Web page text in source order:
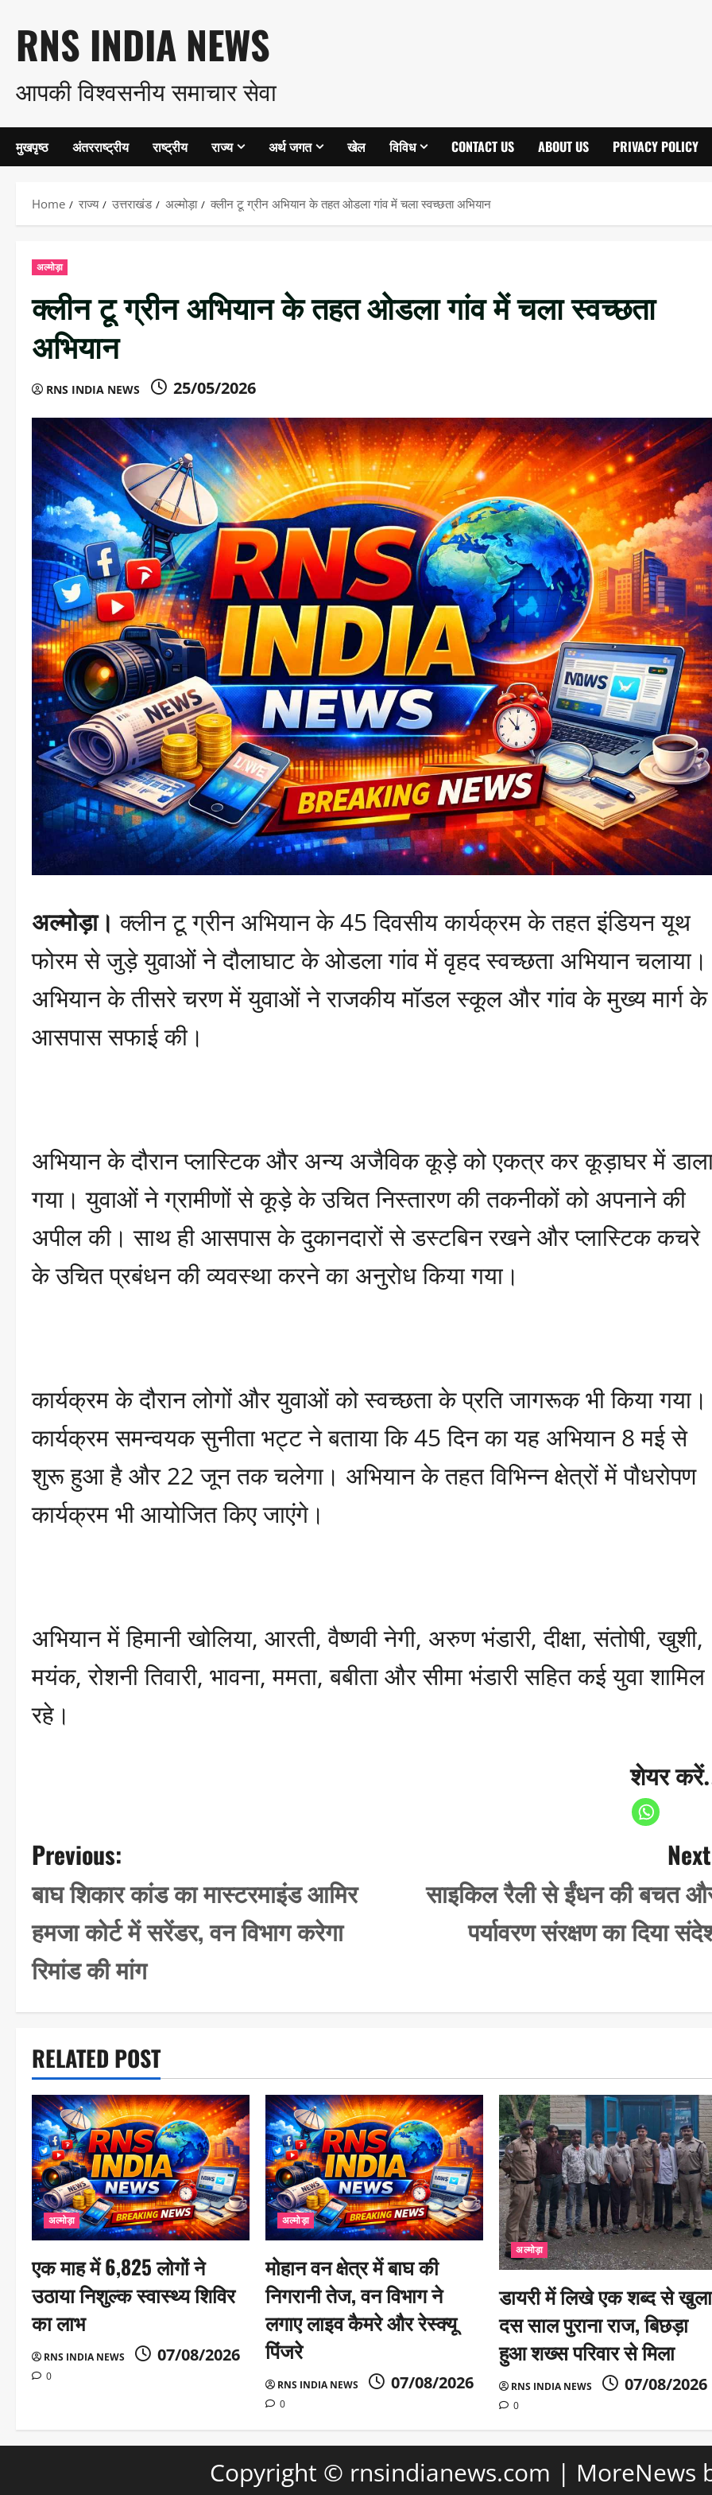
to
content
RNS INDIA NEWS
आपकी विश्वसनीय समाचार सेवा
मुखपृष्ठ अंतरराष्ट्रीय राष्ट्रीय राज्य अर्थ जगत खेल विविध CONTACT US ABOUT US PRIVACY POLICY
Home राज्य उत्तराखंड अल्मोड़ा क्लीन टू ग्रीन अभियान के तहत ओडला गांव में चला स्वच्छता अभियान
अल्मोड़ा
क्लीन टू ग्रीन अभियान के तहत ओडला गांव में चला स्वच्छता
अभियान
RNS INDIA NEWS 25/05/2026
अल्मोड़ा। क्लीन टू ग्रीन अभियान के 45 दिवसीय कार्यक्रम के तहत इंडियन यूथ
फोरम से जुड़े युवाओं ने दौलाघाट के ओडला गांव में वृहद स्वच्छता अभियान चलाया।
अभियान के तीसरे चरण में युवाओं ने राजकीय मॉडल स्कूल और गांव के मुख्य मार्ग के
आसपास सफाई की।
अभियान के दौरान प्लास्टिक और अन्य अजैविक कूड़े को एकत्र कर कूड़ाघर में
गया। युवाओं ने ग्रामीणों से कूड़े के उचित निस्तारण की तकनीकों को अपनाने की
अपील की। साथ ही आसपास के दुकानदारों से डस्टबिन रखने और प्लास्टिक कचरे
के उचित प्रबंधन की व्यवस्था करने का अनुरोध किया गया।
कार्यक्रम के दौरान लोगों और युवाओं को स्वच्छता के प्रति जागरूक भी किया गया।
कार्यक्रम समन्वयक सुनीता भट्ट ने बताया कि 45 दिन का यह अभियान 8 मई से
शुरू हुआ है और 22 जून तक चलेगा। अभियान के तहत विभिन्न क्षेत्रों में पौधरोपण
कार्यक्रम भी आयोजित किए जाएंगे।
अभियान में हिमानी खोलिया, आरती, वैष्णवी नेगी, अरुण भंडारी, दीक्षा, संतोषी, खुशी,
मयंक, रोशनी तिवारी, भावना, ममता, बबीता और सीमा भंडारी सहित कई युवा शामिल
रहे।
शेयर
P
s
t
n
v
i
g
a
t
i
o
n
Previous:
बाघ शिकार कांड का मास्टरमाइंड आमिर
हमजा कोर्ट में सरेंडर, वन विभाग करेगा
रिमांड की मांग
साइकिल रैली से ईंधन की बचत
पर्यावरण संरक्षण का दिया
RELATED POST
अल्मोड़ा
एक माह में 6,825 लोगों ने
उठाया निशुल्क स्वास्थ्य शिविर
का लाभ
RNS INDIA NEWS 07/08/2026
0
अल्मोड़ा
मोहान वन क्षेत्र में बाघ की
निगरानी तेज, वन विभाग ने
लगाए लाइव कैमरे और रेस्क्यू
पिंजरे
RNS INDIA NEWS 07/08/2026
0
अल्मोड़ा
डायरी में लिखे एक शब्द से खुला
दस साल पुराना राज, बिछड़ा
हुआ शख्स परिवार से मिला
RNS INDIA NEWS 07/08/2026
0
Copyright © rnsindianews.com | MoreNews